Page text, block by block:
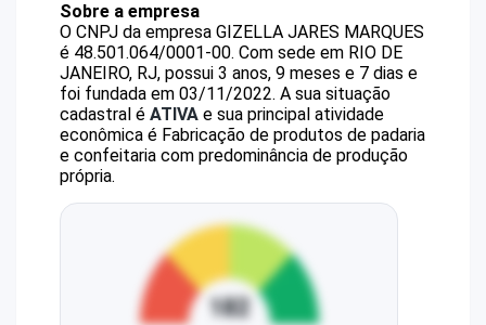
Sobre a empresa
O CNPJ da empresa GIZELLA JARES MARQUES
é 48.501.064/0001-00. Com sede em RIO DE
JANEIRO, RJ, possui 3 anos, 9 meses e 7 dias e
foi fundada em 03/11/2022. A sua situação
cadastral é ATIVA e sua principal atividade
econômica é Fabricação de produtos de padaria
e confeitaria com predominância de produção
própria.